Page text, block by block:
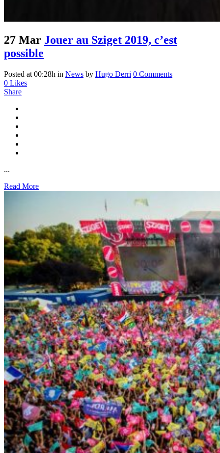
27 Mar Jouer au Sziget 2019, c’est
possible
Posted at 00:28h in News by Hugo Derri 0 Comments
0 Likes
Share
...
Read More